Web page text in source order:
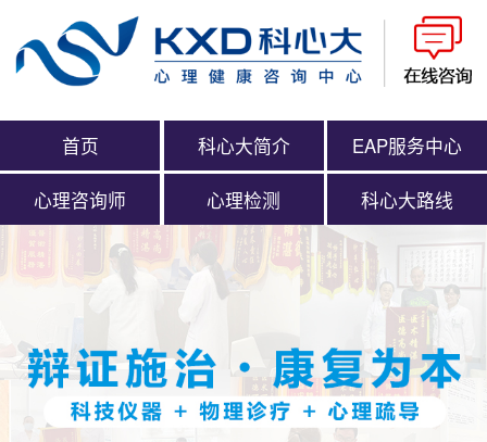
首页 科心大简介 EAP服务中心
心理咨询师 心理检测 科心大路线